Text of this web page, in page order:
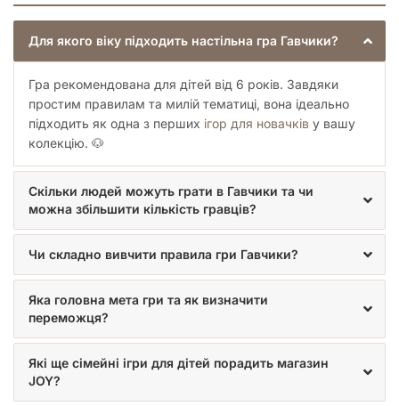
Для якого віку підходить настільна гра Гавчики?
Гра рекомендована для дітей від 6 років. Завдяки
простим правилам та милій тематиці, вона ідеально
підходить як одна з перших ігор для новачків у вашу
колекцію. 🐶
Скільки людей можуть грати в Гавчики та чи
можна збільшити кількість гравців?
Чи складно вивчити правила гри Гавчики?
Яка головна мета гри та як визначити
переможця?
Які ще сімейні ігри для дітей порадить магазин
JOY?